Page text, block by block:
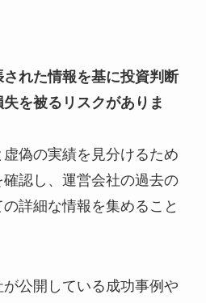
れた情報を基に投資判断
を被るリスクがありま
偽の実績を見分けるため
認し、運営会社の過去の
詳細な情報を集めること
公開している成功事例や